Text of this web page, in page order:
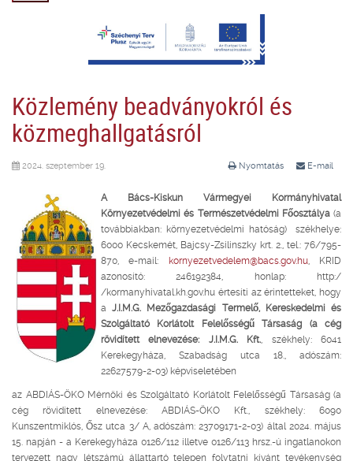
Közlemény beadványokról és
közmeghallgatásról
Nyomtatás E-mail
2024. szeptember 19.
A Bács-Kiskun Vármegyei Kormányhivatal
Környezetvédelmi és Természetvédelmi Főosztálya(a
továbbiakban: környezetvédelmi hatóság) székhelye:
6000 Kecskemét, Bajcsy-Zsilinszky krt. 2., tel.: 76/795-
870, e-mail: kornyezetvedelem@bacs.gov.hu, KRID
azonosító: 246192384, honlap: http:/
/kormanyhivatal.kh.gov.hu értesíti az érintetteket, hogy
aJ.I.M.G. Mezőgazdasági Termelő, Kereskedelmi és
Szolgáltató Korlátolt Felelősségű Társaság (a cég
rövidített elnevezése: J.I.M.G. Kft. , székhely: 6041
Kerekegyháza, Szabadság utca 18., adószám:
22627579-2-03) képviseletében
az ABDIÁS-ÖKO Mérnöki és Szolgáltató Korlátolt Felelősségű Társaság (a
cég rövidített elnevezése: ABDIÁS-ÖKO Kft., székhely: 6090
Kunszentmiklós, Ősz utca 3/ A, adószám: 23709171-2-03) által 2024. május
15. napján - a Kerekegyháza 0126/112 illetve 0126/113 hrsz.-ú ingatlanokon
tervezett nagy létszámú állattartó telepen folytatni kívánt tevékenység